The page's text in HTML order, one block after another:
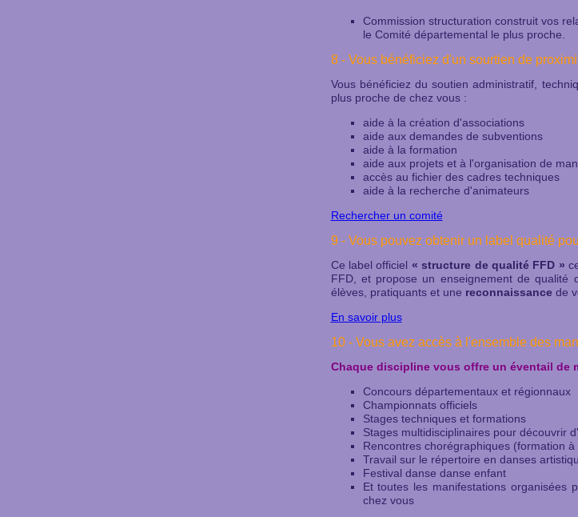
Commission structuration construit vos
le Comité départemental le plus proche.
8 - Vous bénéficiez d'un sourtien de
Vous bénéficiez du soutien administratif,
plus proche de chez vous :
aide à la création d'associations
aide aux demandes de subventions
aide à la formation
aide aux projets et à l'organisation de
accès au fichier des cadres techniques
aide à la recherche d'animateurs
Rechercher un comité
9 - Vous pouvez obtenir un label qualité
Ce label officiel « structure de qualité FFD »
FFD, et propose un enseignement de
élèves, pratiquants et une reconnaissancede
En savoir plus
10 - Vous avez accès à l'ensemble des
Chaque discipline vous offre un éventail de
Concours départementaux et régionnaux
Championnats officiels
Stages techniques et formations
Stages multidisciplinaires pour découvrir
Rencontres chorégraphiques (formation
Travail sur le répertoire en danses
Festival danse danse enfant
Et toutes les manifestations organisées
chez vous